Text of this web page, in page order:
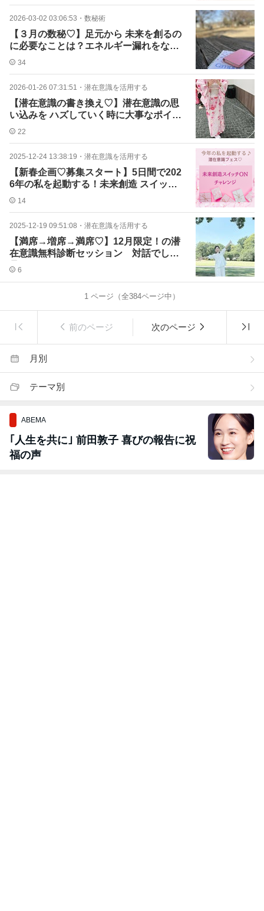
2026-03-02 03:06:53 ・ 数秘術
【３月の数秘♡】足元から 未来を創るの
に必要なことは？エネルギー漏れをなく
そう！
34
2026-01-26 07:31:51 ・ 潜在意識を活用する
【潜在意識の書き換え♡】潜在意識の思
い込みを ハズしていく時に大事なポイン
ト！
22
2025-12-24 13:38:19 ・ 潜在意識を活用する
【新春企画♡募集スタート】5日間で202
6年の私を起動する！未来創造 スイッチO
Nチャレンジ！
14
2025-12-19 09:51:08 ・ 潜在意識を活用する
【満席→増席→満席♡】12月限定！の潜
在意識無料診断セッション 対話でしか
見えてこないもの
6
1 ページ（全384ページ中）
前のページ 次のページ
月別
テーマ別
ABEMA
｢人生を共に｣ 前田敦子 喜びの報告に祝
福の声